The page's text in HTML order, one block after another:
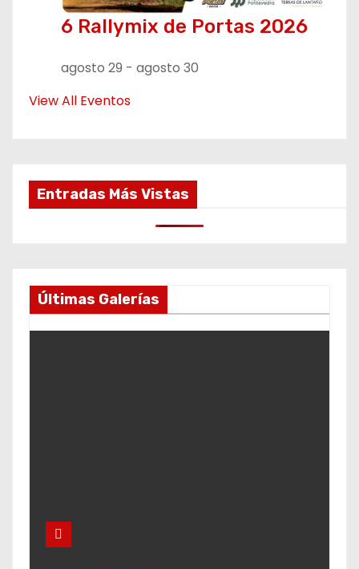
6 Rallymix de Portas 2026
agosto 29 - agosto 30
View All Eventos
Entradas Más Vistas
Últimas Galerías